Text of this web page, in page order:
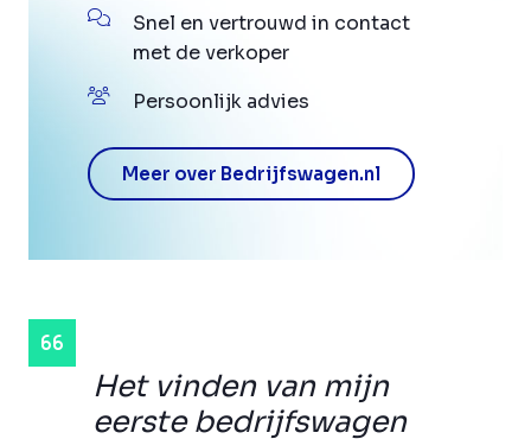
Het vinden van mijn
eerste bedrijfswagen
Snel en vertrouwd in contact
met de verkoper
Persoonlijk advies
Meer over Bedrijfswagen.nl